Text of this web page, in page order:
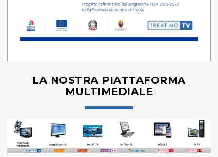
LA NOSTRA PIATTAFORMA
MULTIMEDIALE